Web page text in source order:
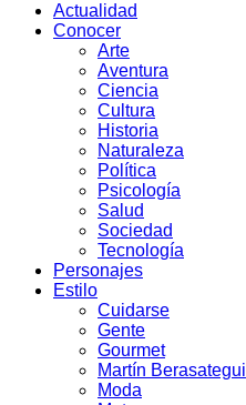
Actualidad
Conocer
Arte
Aventura
Ciencia
Cultura
Historia
Naturaleza
Política
Psicología
Salud
Sociedad
Tecnología
Personajes
Estilo
Cuidarse
Gente
Gourmet
Martín Berasategui
Moda